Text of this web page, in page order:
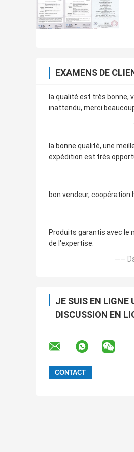
EXAMENS DE
la qualité est très bonne,
inattendu, merci
la bonne qualité, une
expédition est très
bon vendeur, coopération
Produits garantis avec le
de l'expertise.
——
JE SUIS EN LIGNE
DISCUSSION EN